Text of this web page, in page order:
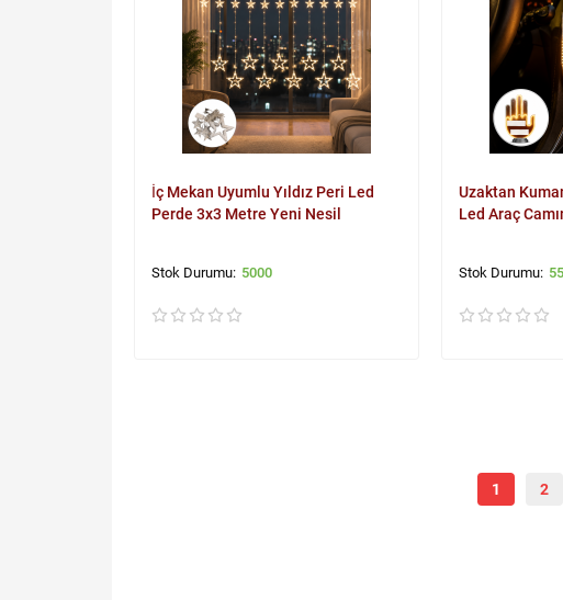
İç Mekan Uyumlu Yıldız Peri Led
Perde 3x3 Metre Yeni Nesil
5000
Uzaktan
Led Araç
1 2